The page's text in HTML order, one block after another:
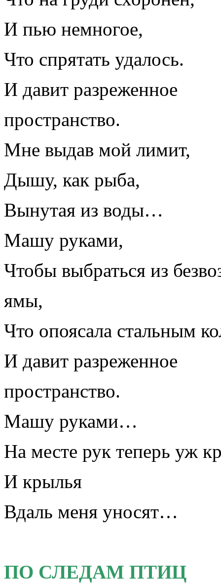
И пью немногое,
Что спрятать удалось.
И давит разреженное
пространство.
Мне выдав мой лимит,
Дышу, как рыба,
Вынутая из воды…
Машу руками,
Чтобы выбраться из
ямы,
Что опоясала стальным
И давит разреженное
пространство.
Машу руками…
На месте рук теперь уж
И крылья
Вдаль меня уносят…
ПО СЛЕДАМ ПТИЦ